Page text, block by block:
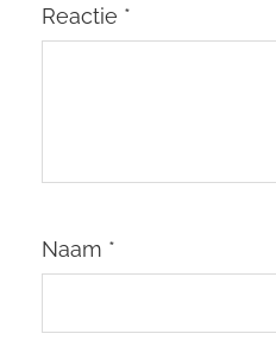
Reactie *
Naam *